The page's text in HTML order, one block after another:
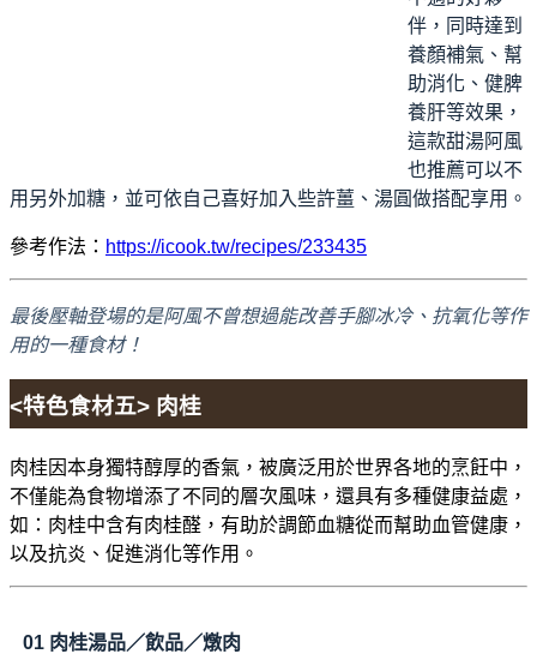
伴，同時達到
養顏補氣、幫
助消化、健脾
養肝等效果，
這款甜湯阿風
也推薦可以不
用另外加糖，並可依自己喜好加入些許薑、湯圓做搭配享用。
參考作法： https://icook.tw/recipes/233435
最後壓軸登場的是阿風不曾想過能改善手腳冰冷、抗氧化等作
用的一種食材！
<特色食材五> 肉桂
肉桂因本身獨特醇厚的香氣，被廣泛用於世界各地的烹飪中，
不僅能為食物增添了不同的層次風味，還具有多種健康益處，
如：肉桂中含有肉桂醛，有助於調節血糖從而幫助血管健康，
以及抗炎、促進消化等作用。
01 肉桂湯品／飲品／燉肉